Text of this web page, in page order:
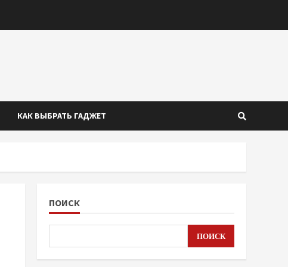
КАК ВЫБРАТЬ ГАДЖЕТ
ПОИСК
ПОИСК